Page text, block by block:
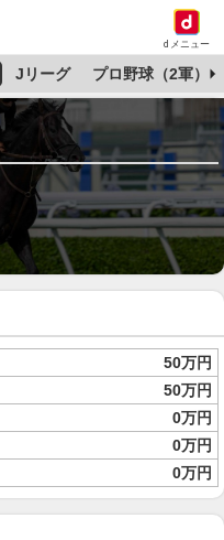
dメニュー
Jリーグ プロ野球（2軍）
50万円
50万円
0万円
0万円
0万円